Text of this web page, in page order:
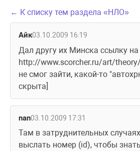
← К списку тем раздела «НЛО»
Айк03.10.2009 16:19
Дал другу их Минска ссылку на
http://www.scorcher.ru/art/
не смог зайти, какой-то
скрыта]
nan03.10.2009 17:31
Там в затруднительных
выслать номер (id), чтобы